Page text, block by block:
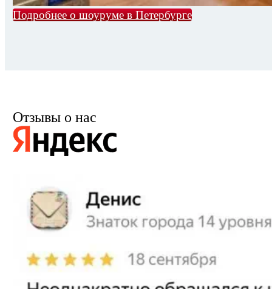
Подробнее о шоуруме в Петербурге
Отзывы о нас